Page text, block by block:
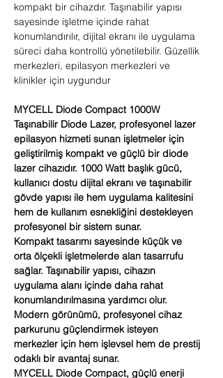
kompakt bir cihazdır. Taşınabilir yapısı
sayesinde işletme içinde rahat
konumlandırılır, dijital ekranı ile uygulama
süreci daha kontrollü yönetilebilir. Güzellik
merkezleri, epilasyon merkezleri ve
klinikler için uygundur
MYCELL Diode Compact 1000W
Taşınabilir Diode Lazer, profesyonel lazer
epilasyon hizmeti sunan işletmeler için
geliştirilmiş kompakt ve güçlü bir diode
lazer cihazıdır. 1000 Watt başlık gücü,
kullanıcı dostu dijital ekranı ve taşınabilir
gövde yapısı ile hem uygulama kalitesini
hem de kullanım esnekliğini destekleyen
profesyonel bir sistem sunar.
Kompakt tasarımı sayesinde küçük ve
orta ölçekli işletmelerde alan tasarrufu
sağlar. Taşınabilir yapısı, cihazın
uygulama alanı içinde daha rahat
konumlandırılmasına yardımcı olur.
Modern görünümü, profesyonel cihaz
parkurunu güçlendirmek isteyen
merkezler için hem işlevsel hem de prestij
odaklı bir avantaj sunar.
MYCELL Diode Compact, güçlü enerji